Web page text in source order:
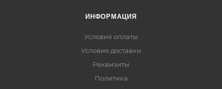
ИНФОРМАЦИЯ
Условия оплаты
Условия доставки
Реквизиты
Политика